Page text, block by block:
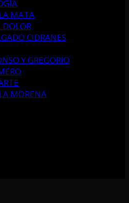
MATA
DOLOR
CIDRANES
Y GREGORIO
MORENA